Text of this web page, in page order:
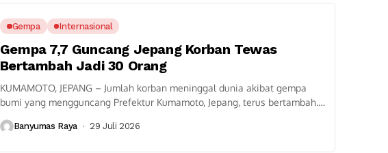
Gempa Internasional
Gempa 7,7 Guncang Jepang Korban Tewas
Bertambah Jadi 30 Orang
KUMAMOTO, JEPANG – Jumlah korban meninggal dunia akibat gempa
bumi yang mengguncang Prefektur Kumamoto, Jepang, terus bertambah.
Banyumas Raya 29 Juli 2026